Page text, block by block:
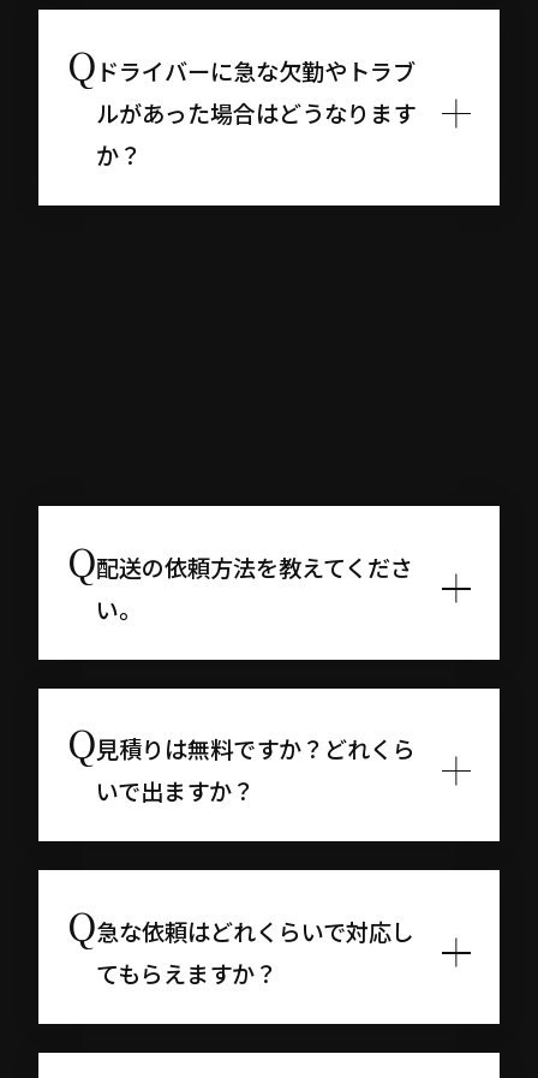
ドライバーに急な欠勤やトラブ
ルがあった場合はどうなります
か？
配送の依頼方法を教えてくださ
い。
見積りは無料ですか？どれくら
いで出ますか？
急な依頼はどれくらいで対応し
てもらえますか？